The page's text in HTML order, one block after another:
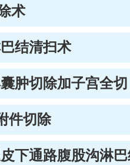
术
结清扫术
肿切除加子宫全切
件切除
下通路腹股沟淋